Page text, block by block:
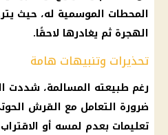
المحطات الموسمية له، حيث
الهجرة ثم يغادرها لاحقًا.
تحذيرات وتنبيهات هامة
رغم طبيعته المسالمة، شددت
ضرورة التعامل مع القرش